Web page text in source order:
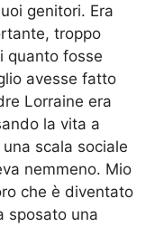
genitori. Era
troppo
quanto fosse
avesse fatto
Lorraine era
la vita a
scala sociale
nemmeno. Mio
che è diventato
sposato una